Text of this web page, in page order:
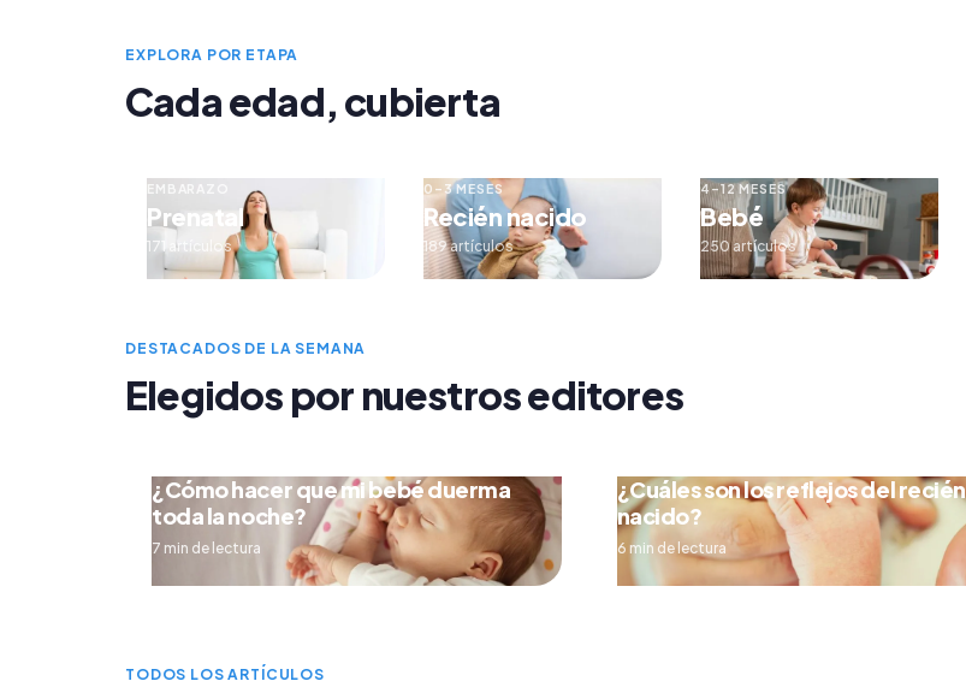
EXPLORA POR ETAPA
Cada edad, cubierta
EMBARAZO
Prenatal
171 artículos
0–3 MESES
Recién nacido
189 artículos
4–12 MESES
Bebé
250 artículos
DESTACADOS DE LA SEMANA
Elegidos por nuestros editores
¿Cómo hacer que mi bebé duerma
toda la noche?
7 min de lectura
¿Cuáles son los reflejos del recién
nacido?
6 min de lectura
TODOS LOS ARTÍCULOS